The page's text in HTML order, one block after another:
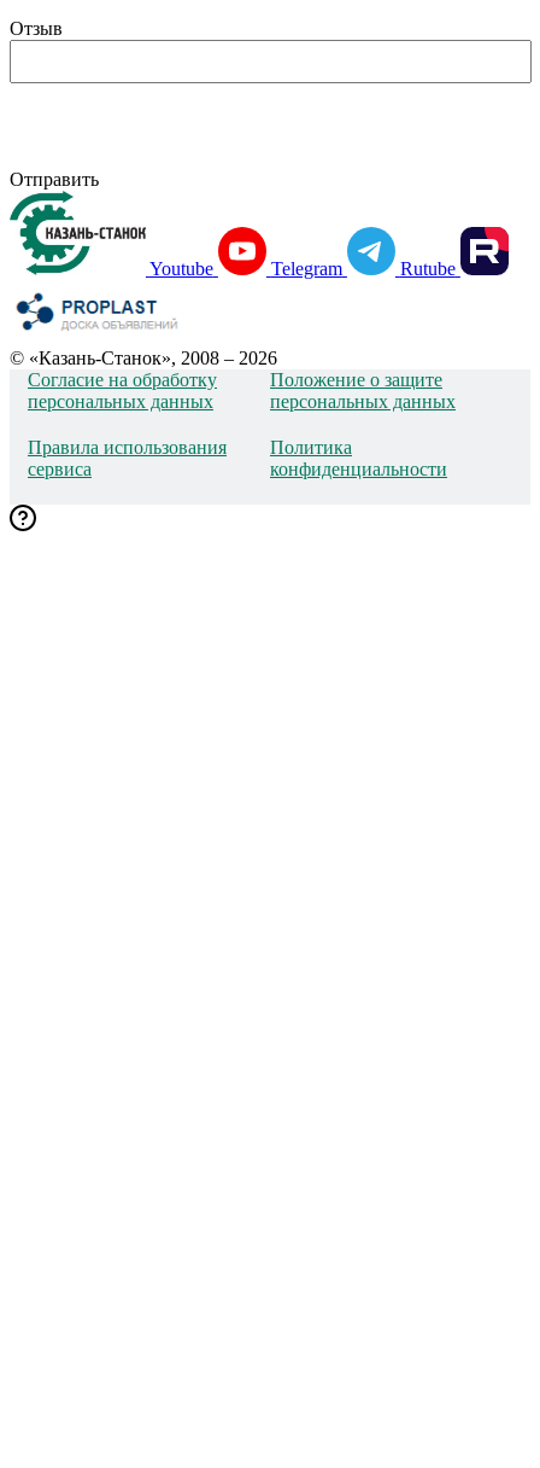
Отзыв
Отправить
Youtube Telegram Rutube
© «Казань-Станок», 2008 – 2026
Согласие на обработку
персональных данных
Положение о защите
персональных данных
Правила использования
сервиса
Политика
конфиденциальности